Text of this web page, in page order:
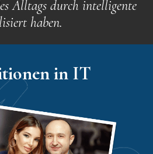
Alltags durch intelligente
haben.
in IT